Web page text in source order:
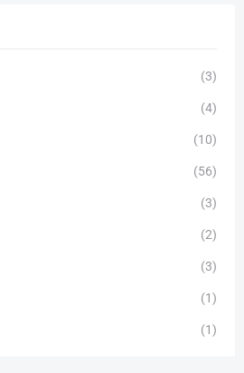
(3)
(4)
(10)
(56)
(3)
(2)
(3)
(1)
(1)